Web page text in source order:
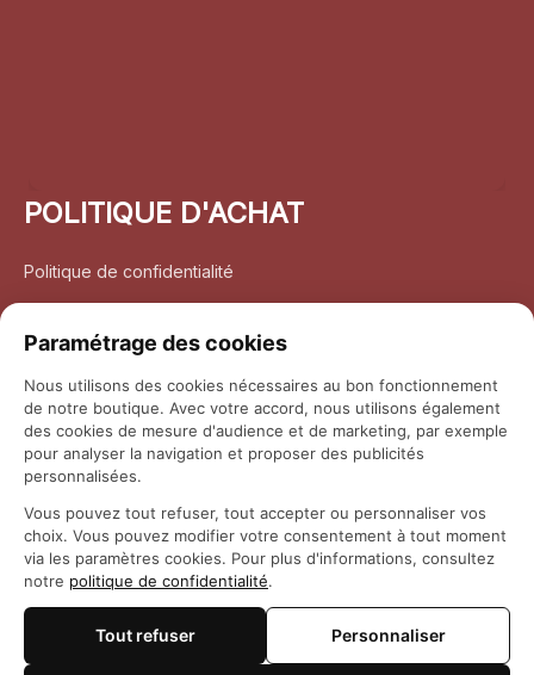
POLITIQUE D'ACHAT
Politique de confidentialité
Politique de retour et remboursement
Coordonnées
Questions fréquemment posées
© 2026 Maison Otaku
Paramétrage des cookies
Nous utilisons des cookies nécessaires au bon fonctionnement
de notre boutique. Avec votre accord, nous utilisons également
des cookies de mesure d'audience et de marketing, par exemple
pour analyser la navigation et proposer des publicités
personnalisées.
Vous pouvez tout refuser, tout accepter ou personnaliser vos
choix. Vous pouvez modifier votre consentement à tout moment
via les paramètres cookies. Pour plus d'informations, consultez
notre politique de confidentialité.
Tout refuser Personnaliser